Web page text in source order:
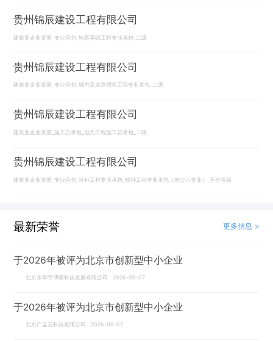
贵州锦辰建设工程有限公司
建筑业企业资质_专业承包_地基基础工程专业承包_二级
贵州锦辰建设工程有限公司
建筑业企业资质_专业承包_城市及道路照明工程专业承包_二级
贵州锦辰建设工程有限公司
建筑业企业资质_施工总承包_电力工程施工总承包_二级
贵州锦辰建设工程有限公司
建筑业企业资质_专业承包_特种工程专业承包_特种工程专业承包（未公示专业）_不分等级
最新荣誉 更多信息 >
于2026年被评为北京市创新型中小企业
北京市华宇博泰科技发展有限公司 2026-08-07
于2026年被评为北京市创新型中小企业
北京广监云科技有限公司 2026-08-07